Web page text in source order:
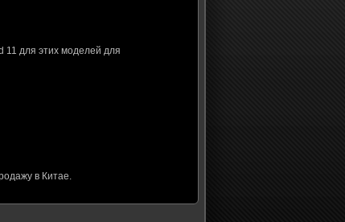
11 для этих моделей для
в Китае.